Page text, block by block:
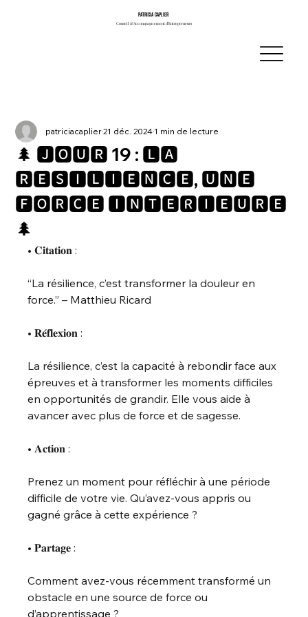
PATRICIA CAPLIER
PATRICIA CAPLIER
Conseil & Accompagnement d’Entrepreneurs
Conseil & Accompagnement d’Entrepreneurs
🌲 🅹🅾🆄🆁 19 : 🅻🅰
🆁🅴́🆂🅸🅻🅸🅴🅽🅲🅴, 🆄🅽🅴
🅵🅾🆁🅲🅴 🅸🅽🆃🅴́🆁🅸🅴🆄🆁🅴
🌲
patriciacaplier21 déc. 20241 min de lecture
• 𝐂𝐢𝐭𝐚𝐭𝐢𝐨𝐧 :
“La résilience, c’est transformer la douleur en
force.” – Matthieu Ricard
• 𝐑𝐞́𝐟𝐥𝐞𝐱𝐢𝐨𝐧 :
La résilience, c’est la capacité à rebondir face aux
épreuves et à transformer les moments difficiles
en opportunités de grandir. Elle vous aide à
avancer avec plus de force et de sagesse.
• 𝐀𝐜𝐭𝐢𝐨𝐧 :
Prenez un moment pour réfléchir à une période
difficile de votre vie. Qu’avez-vous appris ou
gagné grâce à cette expérience ?
• 𝐏𝐚𝐫𝐭𝐚𝐠𝐞 :
Comment avez-vous récemment transformé un
obstacle en une source de force ou
d’apprentissage ?